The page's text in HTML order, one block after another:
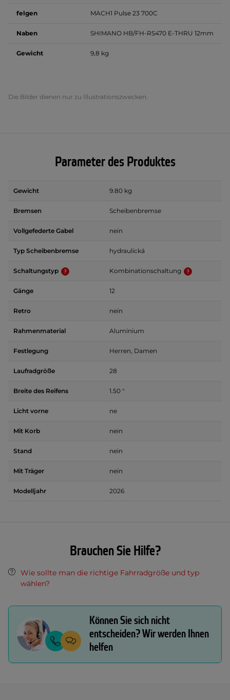
felgen MACH1 Pulse 23 700C
Naben SHIMANO HB/FH-RS470 E-THRU 12mm
Gewicht 9,8 kg
Die Bilder dienen nur zu Illustrationszwecken.
Parameter des Produktes
Gewicht 9.80 kg
Bremsen Scheibenbremse
Vollgefederte Gabel nein
Typ Scheibenbremse hydraulická
Schaltungstyp Kombinationschaltung
Gänge 12
Retro nein
Rahmenmaterial Aluminium
Festlegung Herren, Damen
Laufradgröße 28
Breite des Reifens 1.50 "
Licht vorne ne
Mit Korb nein
Stand nein
Mit Träger nein
Modelljahr 2026
Brauchen Sie Hilfe?
Wie sollte man die richtige Fahrradgröße und typ
wählen?
Können Sie sich nicht
entscheiden? Wir werden Ihnen
helfen